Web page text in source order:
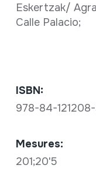
Eskertzak/
Calle Palacio;
ISBN:
978-84-
Mesures:
201;20'5